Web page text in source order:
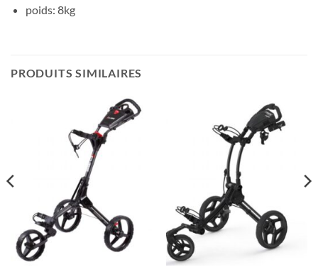
poids: 8kg
PRODUITS SIMILAIRES